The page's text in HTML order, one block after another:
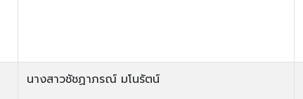
นางสาวชัชฏาภรณ์ มโนรัตน์